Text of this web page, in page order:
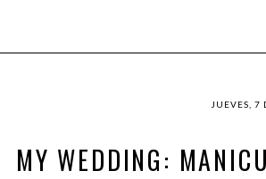
JUEVES, 7
MY WEDDING: